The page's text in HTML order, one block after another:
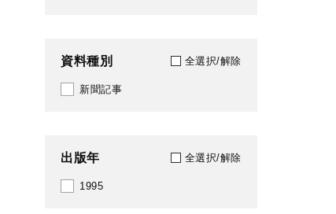
資料種別 全選択/解除
新聞記事
出版年 全選択/解除
1995